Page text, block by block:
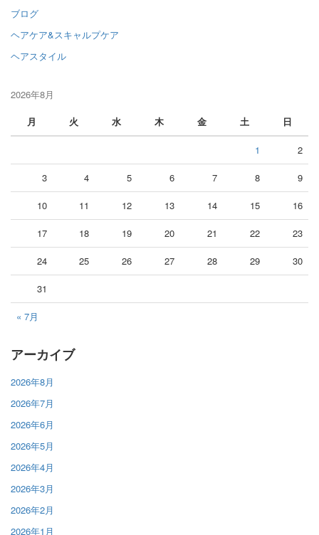
ブログ
ヘアケア&スキャルプケア
ヘアスタイル
2026年8月
月
火 水 木 金 土 日
« 7月
1 2
3 4 5 6 7 8 9
10 11 12 13 14 15 16
17 18 19 20 21 22 23
24 25 26 27 28 29 30
31
アーカイブ
2026年8月
2026年7月
2026年6月
2026年5月
2026年4月
2026年3月
2026年2月
2026年1月